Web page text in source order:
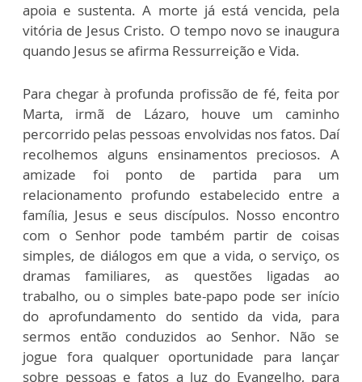
apoia e sustenta. A morte já está vencida, pela
vitória de Jesus Cristo. O tempo novo se inaugura
quando Jesus se afirma Ressurreição e Vida.
Para chegar à profunda profissão de fé, feita por
Marta, irmã de Lázaro, houve um caminho
percorrido pelas pessoas envolvidas nos fatos. Daí
recolhemos alguns ensinamentos preciosos. A
amizade foi ponto de partida para um
relacionamento profundo estabelecido entre a
família, Jesus e seus discípulos. Nosso encontro
com o Senhor pode também partir de coisas
simples, de diálogos em que a vida, o serviço, os
dramas familiares, as questões ligadas ao
trabalho, ou o simples bate-papo pode ser início
do aprofundamento do sentido da vida, para
sermos então conduzidos ao Senhor. Não se
jogue fora qualquer oportunidade para lançar
sobre pessoas e fatos a luz do Evangelho, para